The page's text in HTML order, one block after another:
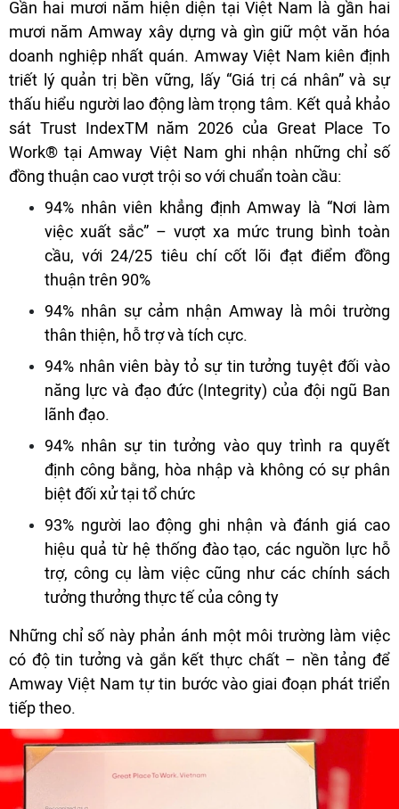
Gần hai mươi năm hiện diện tại Việt Nam là gần hai
mươi năm Amway xây dựng và gìn giữ một văn hóa
doanh nghiệp nhất quán. Amway Việt Nam kiên định
triết lý quản trị bền vững, lấy “Giá trị cá nhân” và sự
thấu hiểu người lao động làm trọng tâm. Kết quả khảo
sát Trust IndexTM năm 2026 của Great Place To
Work® tại Amway Việt Nam ghi nhận những chỉ số
đồng thuận cao vượt trội so với chuẩn toàn cầu:
94% nhân viên khẳng định Amway là “Nơi làm
việc xuất sắc” – vượt xa mức trung bình toàn
cầu, với 24/25 tiêu chí cốt lõi đạt điểm đồng
thuận trên 90%
94% nhân sự cảm nhận Amway là môi trường
thân thiện, hỗ trợ và tích cực.
94% nhân viên bày tỏ sự tin tưởng tuyệt đối vào
năng lực và đạo đức (Integrity) của đội ngũ Ban
lãnh đạo.
94% nhân sự tin tưởng vào quy trình ra quyết
định công bằng, hòa nhập và không có sự phân
biệt đối xử tại tổ chức
93% người lao động ghi nhận và đánh giá cao
hiệu quả từ hệ thống đào tạo, các nguồn lực hỗ
trợ, công cụ làm việc cũng như các chính sách
tưởng thưởng thực tế của công ty
Những chỉ số này phản ánh một môi trường làm việc
có độ tin tưởng và gắn kết thực chất – nền tảng để
Amway Việt Nam tự tin bước vào giai đoạn phát triển
tiếp theo.